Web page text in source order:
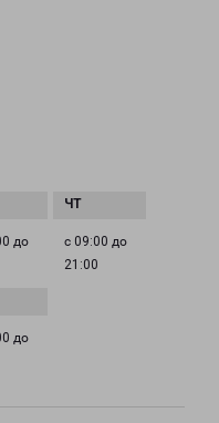
до
с 09:00 до
21:00
до